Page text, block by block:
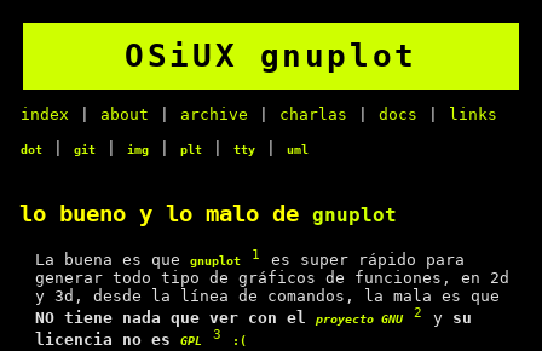
OSiUX gnuplot
index about archive charlas docs links
dot git img plt tty uml
lo bueno y lo malo de gnuplot
La buena es que gnuplot 1
es super rápido para
generar todo tipo de gráficos de funciones, en 2d
y 3d, desde la línea de comandos, la mala es que
NO tiene nada que ver con el
proyecto GNU 2 y su
licencia no es
GPL 3 :(